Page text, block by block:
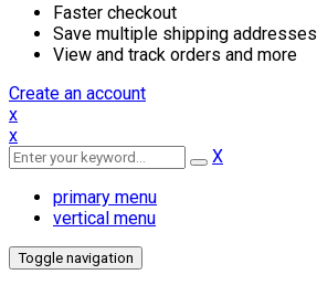
Faster checkout
Save multiple shipping addresses
View and track orders and more
Create an account
x
x
X
primary menu
vertical menu
Toggle navigation